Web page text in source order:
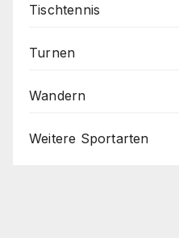
Tischtennis
Turnen
Wandern
Weitere Sportarten